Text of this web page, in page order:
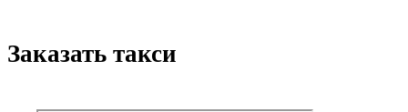
Заказать такси